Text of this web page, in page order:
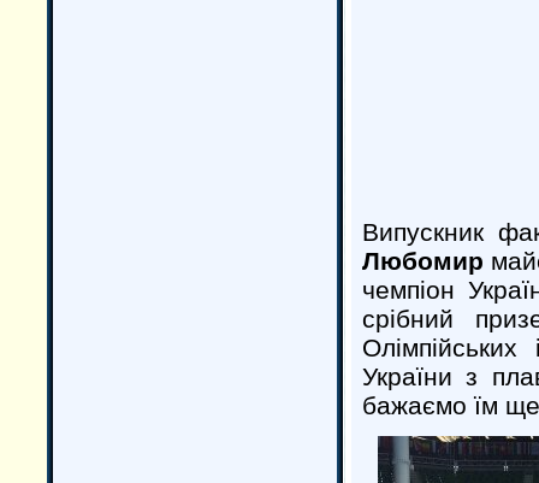
Випускник
Любомир
чемпіон
срібний
України з
бажаємо їм ще